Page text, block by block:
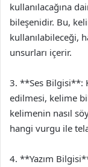
kullanılacağına
bileşenidir. Bu,
kullanılabileceği,
unsurları içerir.
3. **Ses Bilgisi**:
edilmesi, kelime
kelimenin nasıl
hangi vurgu ile
4. **Yazım